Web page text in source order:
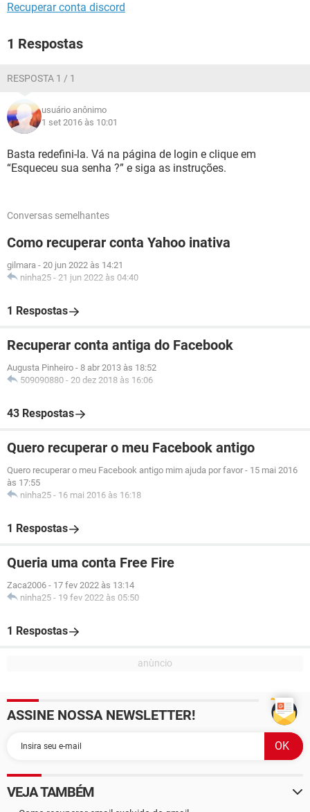
Recuperar conta discord
1 Respostas
RESPOSTA 1 / 1
usuário anônimo
1 set 2016 às 10:01
Basta redefini-la. Vá na página de login e clique em
“Esqueceu sua senha ?” e siga as instruções.
Conversas semelhantes
Como recuperar conta Yahoo inativa
gilmara - 20 jun 2022 às 14:21
ninha25 - 21 jun 2022 às 04:40
1 Respostas
Recuperar conta antiga do Facebook
Augusta Pinheiro - 8 abr 2013 às 18:52
509090880 - 20 dez 2018 às 16:06
43 Respostas
Quero recuperar o meu Facebook antigo
Quero recuperar o meu Facebook antigo mim ajuda por favor - 15 mai 2016
às 17:55
ninha25 - 16 mai 2016 às 16:18
1 Respostas
Queria uma conta Free Fire
Zaca2006 - 17 fev 2022 às 13:14
ninha25 - 19 fev 2022 às 05:50
1 Respostas
ASSINE NOSSA NEWSLETTER!
VEJA TAMBÉM